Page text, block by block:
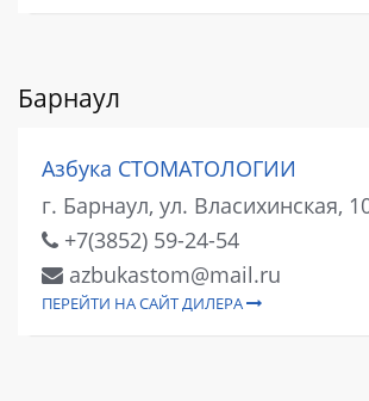
Барнаул
Азбука СТОМАТОЛОГИИ
г. Барнаул, ул. Власихинская,
+7(3852) 59-24-54
azbukastom@mail.ru
ПЕРЕЙТИ НА САЙТ ДИЛЕРА